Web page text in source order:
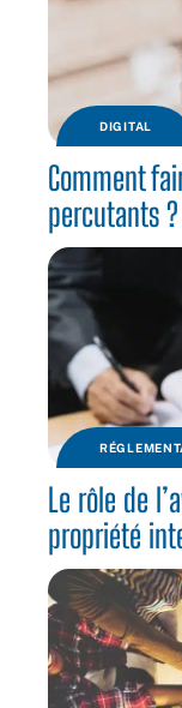
DIGITAL
Comment
percutants ?
Le rôle de
propriété